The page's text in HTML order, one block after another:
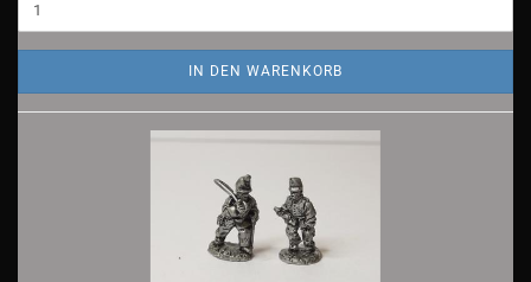
IN DEN WARENKORB